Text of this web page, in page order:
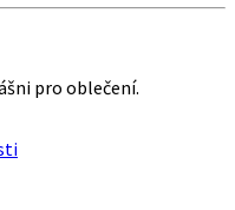
pro oblečení.